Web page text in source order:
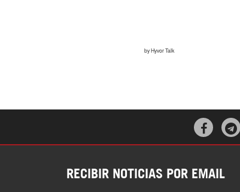
RECIBIR NOTICIAS POR EMAIL